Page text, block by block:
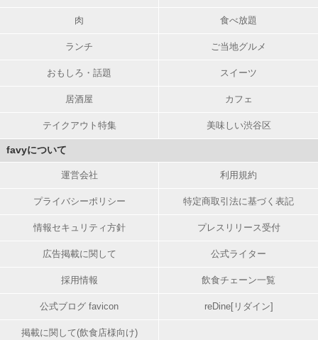
肉 食べ放題
ランチ ご当地グルメ
おもしろ・話題 スイーツ
居酒屋 カフェ
テイクアウト特集 美味しい渋谷区
favyについて
運営会社 利用規約
プライバシーポリシー 特定商取引法に基づく表記
情報セキュリティ方針 プレスリリース受付
広告掲載に関して 公式ライター
採用情報 飲食チェーン一覧
公式ブログ favicon reDine[リダイン]
掲載に関して(飲食店様向け)